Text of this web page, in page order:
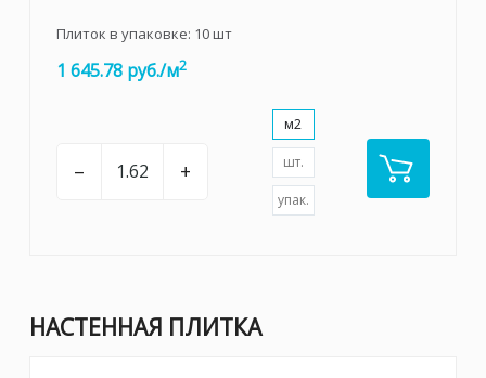
Плиток в упаковке: 10шт
1 645.78 руб./м2
– +
м2
шт.
упак.
НАСТЕННАЯ ПЛИТКА